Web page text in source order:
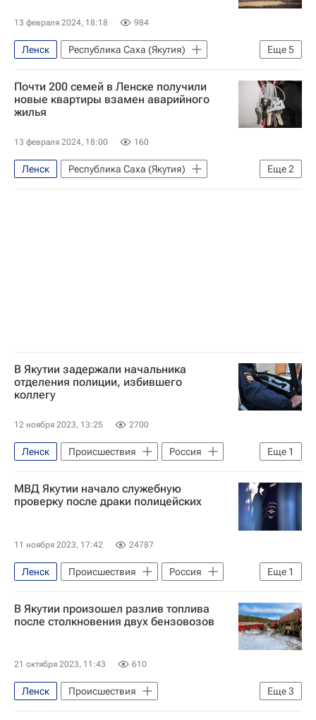
Республика Саха (Якутия)
13 февраля 2024, 18:18 984
Еще5
Ленск
Республика Саха (Якутия)
Россия
Нерюнгринский район
Айсен Николаев
Владимир Путин
Газпром
Почти 200 семей в Ленске получили
новые квартиры взамен аварийного
жилья
13 февраля 2024, 18:00 160
Еще2
Ленск
Республика Саха (Якутия)
Ленский район
Айсен Николаев
В Якутии задержали начальника
отделения полиции, избившего
коллегу
12 ноября 2023, 13:25 2700
Еще 1
Ленск Происшествия
Россия
Ленский район
МВД Якутии начало служебную
проверку после драки полицейских
11 ноября 2023, 17:42 24787
Еще 1
Ленск Происшествия
Россия
Ленский район
В Якутии произошел разлив топлива
после столкновения двух бензовозов
21 октября 2023, 11:43 610
Еще3
Ленск
Происшествия
МЧС России (Министерство РФ по делам гражданской обороны, чрезвычайным ситуациям и ликвидации последствий стихийных бедствий)